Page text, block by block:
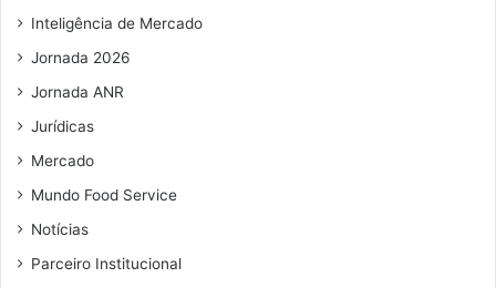
Inteligência de Mercado
Jornada 2026
Jornada ANR
Jurídicas
Mercado
Mundo Food Service
Notícias
Parceiro Institucional